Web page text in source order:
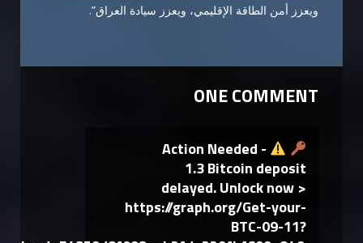
ويعزز أمن الطاقة الإقليمي، ويعزز سيادة العراق”.
ONE COMMENT
Action Needed -
1.3 Bitcoin deposit
delayed. Unlock now >
https://graph.org/Get-your-
BTC-09-11?